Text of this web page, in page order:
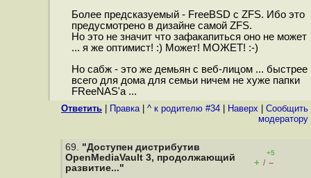
Более предсказуемый - FreeBSD c ZFS. Ибо это
предусмотрено в дизайне самой ZFS.
Но это не значит что зафакапиться оно не может
... я же оптимист! :) Может! МОЖЕТ! :-)
Но сабж - это же демьян с веб-лицом ... быстрее
всего для дома для семьи ничем не хуже папки
FReeNAS'а ...
Ответить Правка| ^ к родителю #34 Наверх
Cообщить
модератору
69. "Доступен дистрибутив
OpenMediaVault 3, продолжающий
развитие..."
+5
+ / –